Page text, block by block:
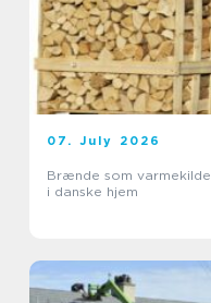
07. July 2026
Brænde som varmekilde
i danske hjem